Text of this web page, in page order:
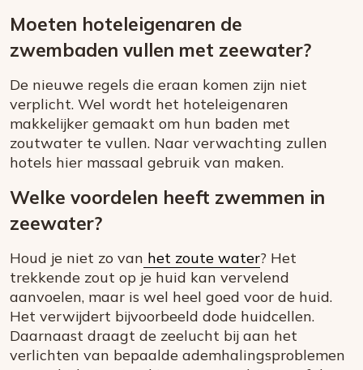
Moeten hoteleigenaren de
zwembaden vullen met zeewater?
De nieuwe regels die eraan komen zijn niet
verplicht. Wel wordt het hoteleigenaren
makkelijker gemaakt om hun baden met
zoutwater te vullen. Naar verwachting zullen
hotels hier massaal gebruik van maken.
Welke voordelen heeft zwemmen in
zeewater?
Houd je niet zo van het zoute water? Het
trekkende zout op je huid kan vervelend
aanvoelen, maar is wel heel goed voor de huid.
Het verwijdert bijvoorbeeld dode huidcellen.
Daarnaast draagt de zeelucht bij aan het
verlichten van bepaalde ademhalingsproblemen